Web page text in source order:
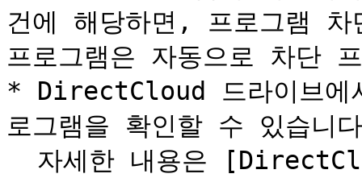
건에 해당하면, 프로그램
프로그램은 자동으로 차단
* DirectCloud 드라이브에
로그램을 확인할 수 있습니